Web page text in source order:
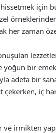
için
her zaman
bir
adeta bir
çekerken, iç
irmikten